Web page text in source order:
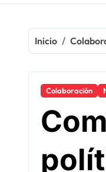
Inicio
Colaboración